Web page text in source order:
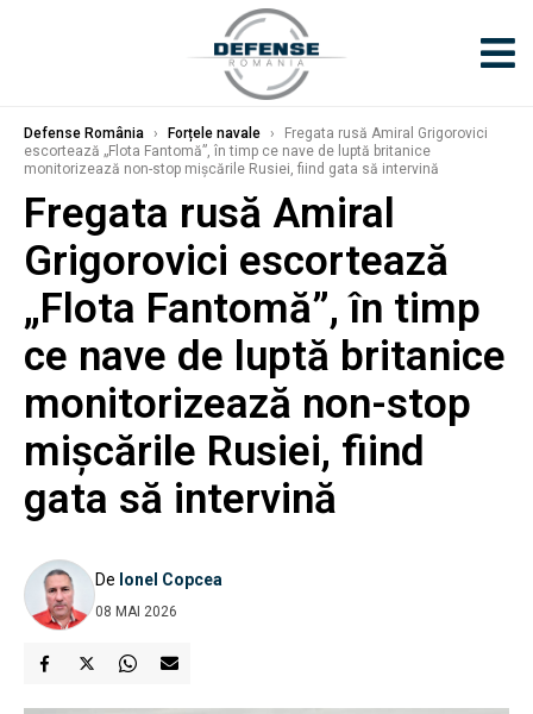
Defense România › Forțele navale ›
Fregata rusă Amiral Grigorovici
escortează „Flota Fantomă”, în timp ce nave de luptă britanice
monitorizează non-stop mișcările Rusiei, fiind gata să intervină
Fregata rusă Amiral
Grigorovici escortează
„Flota Fantomă”, în timp
ce nave de luptă britanice
monitorizează non-stop
mișcările Rusiei, fiind
gata să intervină
De Ionel Copcea
08 MAI 2026